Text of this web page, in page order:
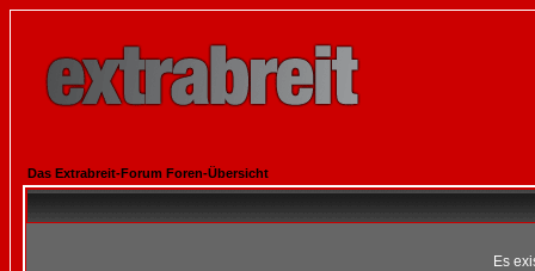
Das Extrabreit-Forum Foren-Übersicht
Es